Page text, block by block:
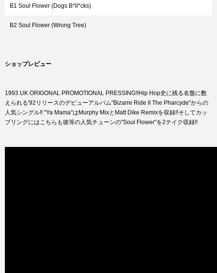
B1 Soul Flower (Dogs B*ll*cks)
B2 Soul Flower (Wrong Tree)
ショップレビュー
1993 UK ORIGONAL PROMOTIONAL PRESSING!!Hip Hop史に残る名盤に数
えられる'92リリースのデビューアルバム"Bizarre Ride II The Pharcyde"からの
人気シングル!! "Ya Mama"はMurphy MixとMatt Dike Remixを収録!!そしてカッ
プリングにはこちらも彼等の人気チューンの"Soul Flower"を2テイク収録!!